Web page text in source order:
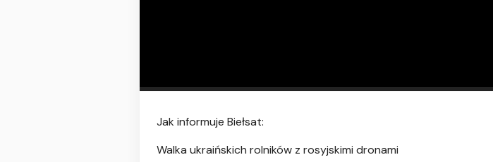
Jak informuje Biełsat:
Walka ukraińskich rolników z rosyjskimi dronami